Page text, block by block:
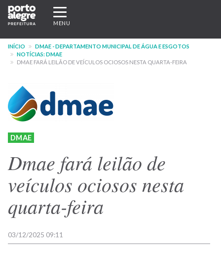
Pular
para
conteúdo
principal
Expandir/recolher
navegação
MENU
INÍCIO
DMAE - DEPARTAMENTO MUNICIPAL DE ÁGUA E ESGOTOS
NOTÍCIAS: DMAE
DMAE FARÁ LEILÃO DE VEÍCULOS OCIOSOS NESTA QUARTA-FEIRA
DMAE
Dmae fará leilão de
veículos ociosos nesta
quarta-feira
03/12/2025 09:11